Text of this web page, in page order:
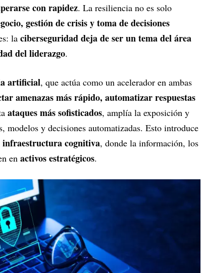
con rapidez. La resiliencia no es solo
gestión de crisis y toma de decisiones
la ciberseguridad deja de ser un tema del área
del liderazgo.
artificial, que actúa como un acelerador en ambas
amenazas más rápido, automatizar respuestas
ataques más sofisticados, amplía la exposición y
modelos y decisiones automatizadas. Esto introduce
infraestructura cognitiva, donde la información, los
en activos estratégicos.